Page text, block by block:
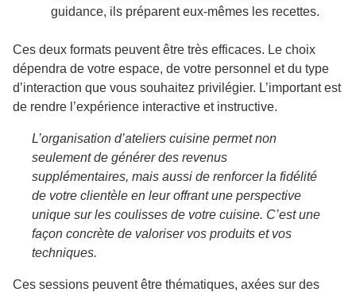
guidance, ils préparent eux-mêmes les recettes.
Ces deux formats peuvent être très efficaces. Le choix
dépendra de votre espace, de votre personnel et du type
d’interaction que vous souhaitez privilégier. L’important est
de rendre l’expérience interactive et instructive.
L’organisation d’ateliers cuisine permet non
seulement de générer des revenus
supplémentaires, mais aussi de renforcer la fidélité
de votre clientèle en leur offrant une perspective
unique sur les coulisses de votre cuisine. C’est une
façon concrète de valoriser vos produits et vos
techniques.
Ces sessions peuvent être thématiques, axées sur des